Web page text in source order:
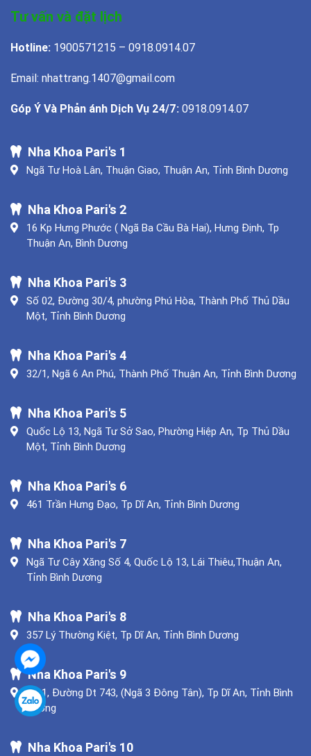
Tư vấn và đặt lịch
Hotline: 1900571215 – 0918.0914.07
Email: nhattrang.1407@gmail.com
Góp Ý Và Phản ánh Dịch Vụ 24/7: 0918.0914.07
Nha Khoa Pari's 1
Ngã Tư Hoà Lân, Thuận Giao, Thuận An, Tỉnh Bình Dương
Nha Khoa Pari's 2
16 Kp Hưng Phước ( Ngã Ba Cầu Bà Hai), Hưng Định, Tp
Thuận An, Bình Dương
Nha Khoa Pari's 3
Số 02, Đường 30/4, phường Phú Hòa, Thành Phố Thủ Dầu
Một, Tỉnh Bình Dương
Nha Khoa Pari's 4
32/1, Ngã 6 An Phú, Thành Phố Thuận An, Tỉnh Bình Dương
Nha Khoa Pari's 5
Quốc Lộ 13, Ngã Tư Sở Sao, Phường Hiệp An, Tp Thủ Dầu
Một, Tỉnh Bình Dương
Nha Khoa Pari's 6
461 Trần Hưng Đạo, Tp Dĩ An, Tỉnh Bình Dương
Nha Khoa Pari's 7
Ngã Tư Cây Xăng Số 4, Quốc Lộ 13, Lái Thiêu,Thuận An,
Tỉnh Bình Dương
Nha Khoa Pari's 8
357 Lý Thường Kiệt, Tp Dĩ An, Tỉnh Bình Dương
Nha Khoa Pari's 9
Số 1, Đường Dt 743, (Ngã 3 Đông Tân), Tp Dĩ An, Tỉnh Bình
Dương
Nha Khoa Pari's 10